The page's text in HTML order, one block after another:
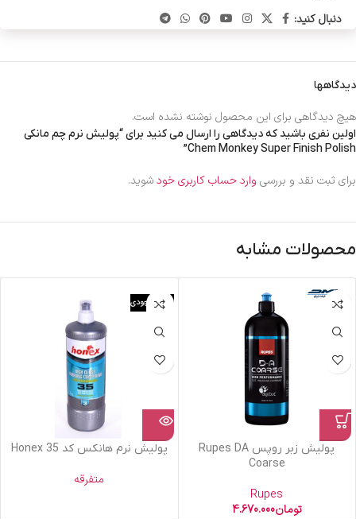
دنبال کنید:
دیدگاهها
هیچ دیدگاهی برای این محصول نوشته نشده است.
اولین نفری باشید که دیدگاهی را ارسال می کنید برای “پولیش نرم چم مانکی
Chem Monkey Super Finish Polish”
برای ثبت نقد و بررسی وارد حساب کاربری خودشوید.
محصولات مشابه
پولیش زبر روپس Rupes DA
Coarse
Rupes
تومان4.670.000
اتمام موجودی
پولیش نرم هانکس کد 35 Honex
متفرقه